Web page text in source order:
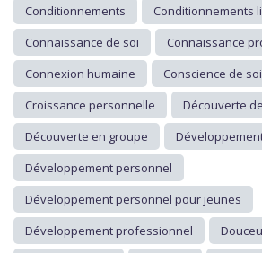
Conditionnements
Conditionnements
Connaissance de soi
Connaissance
Connexion humaine
Conscience de soi
Croissance personnelle
Découverte
Découverte en groupe
Développement personnel
Développement personnel pour jeunes
Développement professionnel